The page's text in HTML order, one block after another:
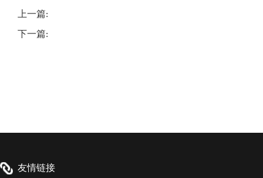
上一篇:
下一篇: